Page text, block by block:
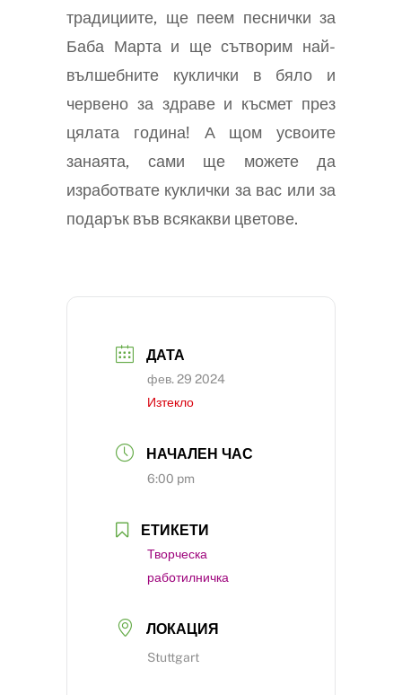
традициите, ще пеем песнички за
Баба Марта и ще сътворим най-
вълшебните куклички в бяло и
червено за здраве и късмет през
цялата година! А щом усвоите
занаята, сами ще можете да
изработвате куклички за вас или за
подарък във всякакви цветове.
ДАТА
фев. 29 2024
Изтекло
НАЧАЛЕН ЧАС
6:00 pm
ЕТИКЕТИ
Творческа
рабoтилничка
ЛОКАЦИЯ
Stuttgart